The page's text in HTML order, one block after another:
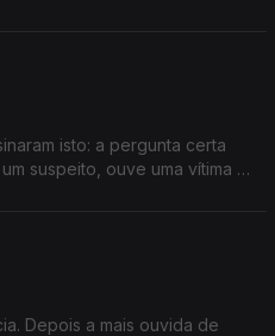
isto: a pergunta certa
suspeito, ouve uma vítima e
Depois a mais ouvida de